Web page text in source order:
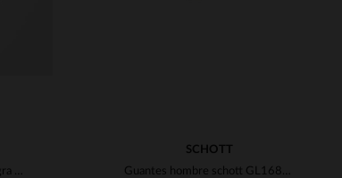
Guantes de piel de búfalo negra con broches
SCHOTT
Guantes hombre schott GL1680 BLACK